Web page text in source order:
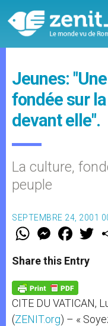
Jeunes:
fondée sur
devant elle".
La culture,
peuple
SEPTEMBRE 24, 2001
W
t
s
p
p
M
e
s
e
g
e
r
F
a
e
b
o
k
w
Share this Entry
CITE DU VATICAN,
(ZENIT.org) – «